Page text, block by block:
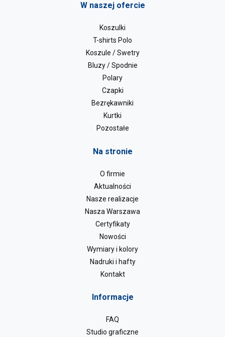
W naszej ofercie
Koszulki
T-shirts Polo
Koszule / Swetry
Bluzy / Spodnie
Polary
Czapki
Bezrękawniki
Kurtki
Pozostałe
Na stronie
O firmie
Aktualności
Nasze realizacje
Nasza Warszawa
Certyfikaty
Nowości
Wymiary i kolory
Nadruki i hafty
Kontakt
Informacje
FAQ
Studio graficzne